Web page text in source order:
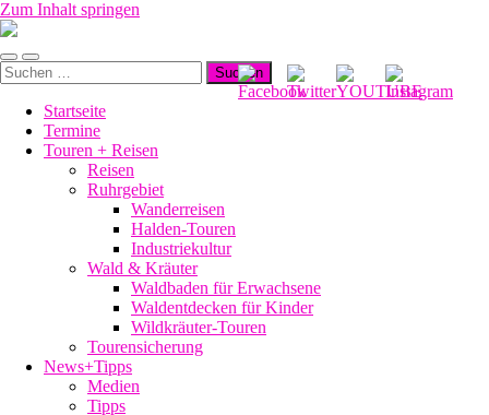
Zum Inhalt springen
Manu-
go
Mobile-
Menü
Suchfeld
ein-/ausblenden
Suchen
nach:
Startseite
Termine
Touren + Reisen
Reisen
Ruhrgebiet
Wanderreisen
Halden-Touren
Industriekultur
Wald & Kräuter
Waldbaden für Erwachsene
Waldentdecken für Kinder
Wildkräuter-Touren
Tourensicherung
News+Tipps
Medien
Tipps